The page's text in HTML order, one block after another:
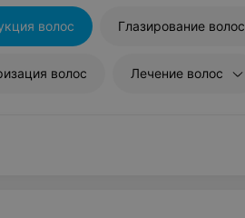
волос Глазирование волос
волос Лечение волос